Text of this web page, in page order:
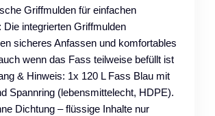
Griffmulden für einfachen
Die integrierten Griffmulden
sicheres Anfassen und komfortables
wenn das Fass teilweise befüllt ist
& Hinweis: 1x 120 L Fass Blau mit
Spannring (lebensmittelecht, HDPE).
Dichtung – flüssige Inhalte nur